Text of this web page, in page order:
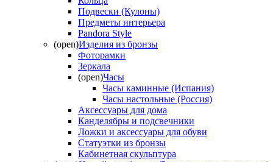
Подвески (Кулоны)
Предметы интерьера
Pandora Style
(open)Изделия из бронзы
Фоторамки
Зеркала
(open)Часы
Часы каминные (Испания)
Часы настольные (Россия)
Аксессуары для дома
Канделябры и подсвечники
Ложки и аксессуары для обуви
Статуэтки из бронзы
Кабинетная скульптура